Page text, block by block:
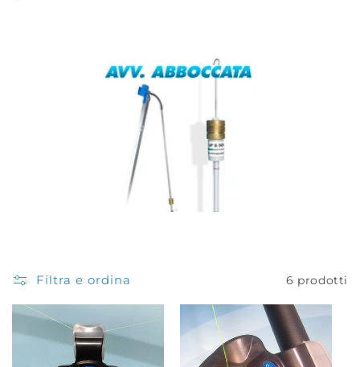
Filtra e ordina 6 prodotti